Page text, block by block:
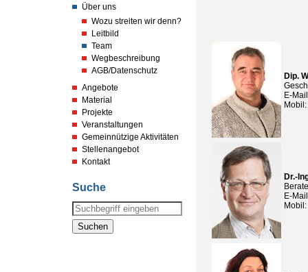
Über uns
Wozu streiten wir denn?
Leitbild
Team
Wegbeschreibung
AGB/Datenschutz
Angebote
Material
Projekte
Veranstaltungen
Gemeinnützige Aktivitäten
Stellenangebot
Kontakt
Suche
Dip.
E-
Dr.-
E-